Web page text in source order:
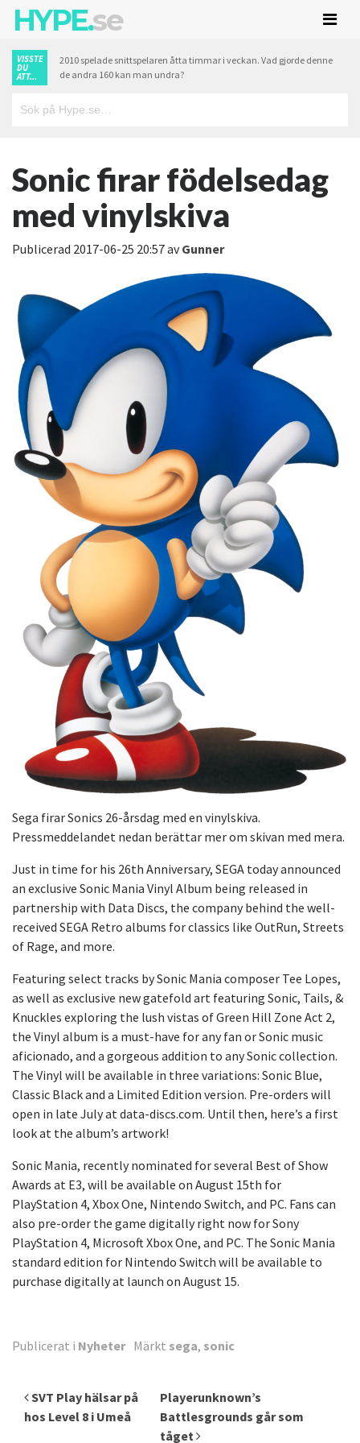
HYPE.se
VISSTE
DU
ATT...
2010 spelade snittspelaren åtta timmar i veckan. Vad gjorde denne
de andra 160 kan man undra?
Sonic firar födelsedag
med vinylskiva
Publicerad 2017-06-25 20:57avGunner
Sega firar Sonics 26-årsdag med en vinylskiva.
Pressmeddelandet nedan berättar mer om skivan med mera.
Just in time for his 26th Anniversary, SEGA today announced
an exclusive Sonic Mania Vinyl Album being released in
partnership with Data Discs, the company behind the well-
received SEGA Retro albums for classics like OutRun, Streets
of Rage, and more.
Featuring select tracks by Sonic Mania composer Tee Lopes,
as well as exclusive new gatefold art featuring Sonic, Tails, &
Knuckles exploring the lush vistas of Green Hill Zone Act 2,
the Vinyl album is a must-have for any fan or Sonic music
aficionado, and a gorgeous addition to any Sonic collection.
The Vinyl will be available in three variations: Sonic Blue,
Classic Black and a Limited Edition version. Pre-orders will
open in late July at data-discs.com. Until then, here’s a first
look at the album’s artwork!
Sonic Mania, recently nominated for several Best of Show
Awards at E3, will be available on August 15th for
PlayStation 4, Xbox One, Nintendo Switch, and PC. Fans can
also pre-order the game digitally right now for Sony
PlayStation 4, Microsoft Xbox One, and PC. The Sonic Mania
standard edition for Nintendo Switch will be available to
purchase digitally at launch on August 15.
Publicerat i Nyheter Märkt sega, sonic
Inläggsnavigering
SVT Play hälsar på
hos Level 8 i Umeå
Playerunknown’s
Battlesgrounds går som
tåget